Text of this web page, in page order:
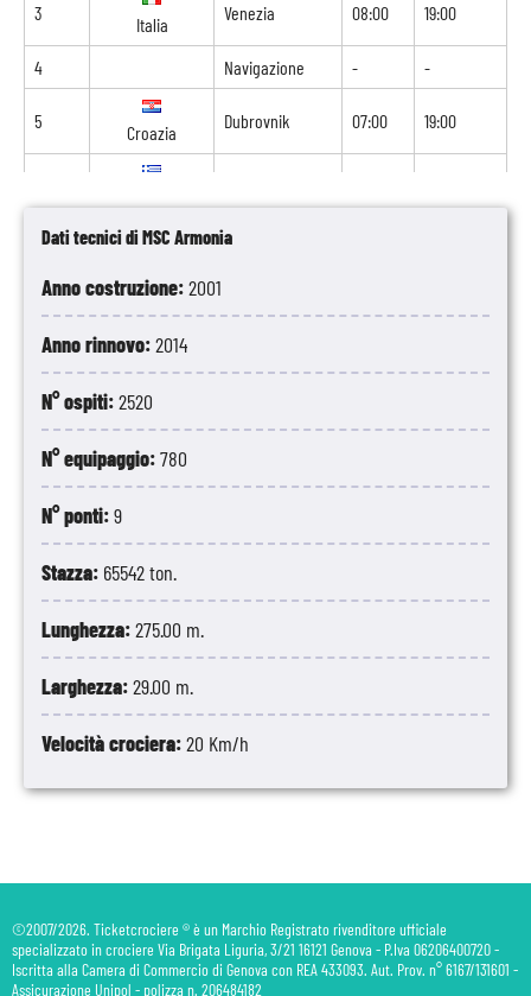
Dati tecnici di MSC Armonia
Anno costruzione:2001
Anno rinnovo:2014
N° ospiti:2520
N° equipaggio:780
N° ponti:9
Stazza: 65542 ton.
Lunghezza:275.00 m.
Larghezza:29.00 m.
Velocità crociera:20 Km/h
3
Italia
Venezia 08:00 19:00
4 Navigazione - -
5
Croazia
Dubrovnik 07:00 19:00
Kotor
8 Brindisi 07:00 -
©2007/2026. Ticketcrociere ® è un Marchio Registrato rivenditore ufficiale
specializzato in crociere Via Brigata Liguria, 3/21 16121 Genova - P.Iva 06206400720 -
Iscritta alla Camera di Commercio di Genova con REA 433093. Aut. Prov. n° 6167/131601 -
Assicurazione Unipol - polizza n. 206484182